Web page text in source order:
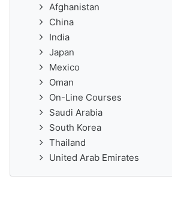
Afghanistan
China
India
Japan
Mexico
Oman
On-Line Courses
Saudi Arabia
South Korea
Thailand
United Arab Emirates